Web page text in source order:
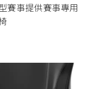
賽事提供賽事專用